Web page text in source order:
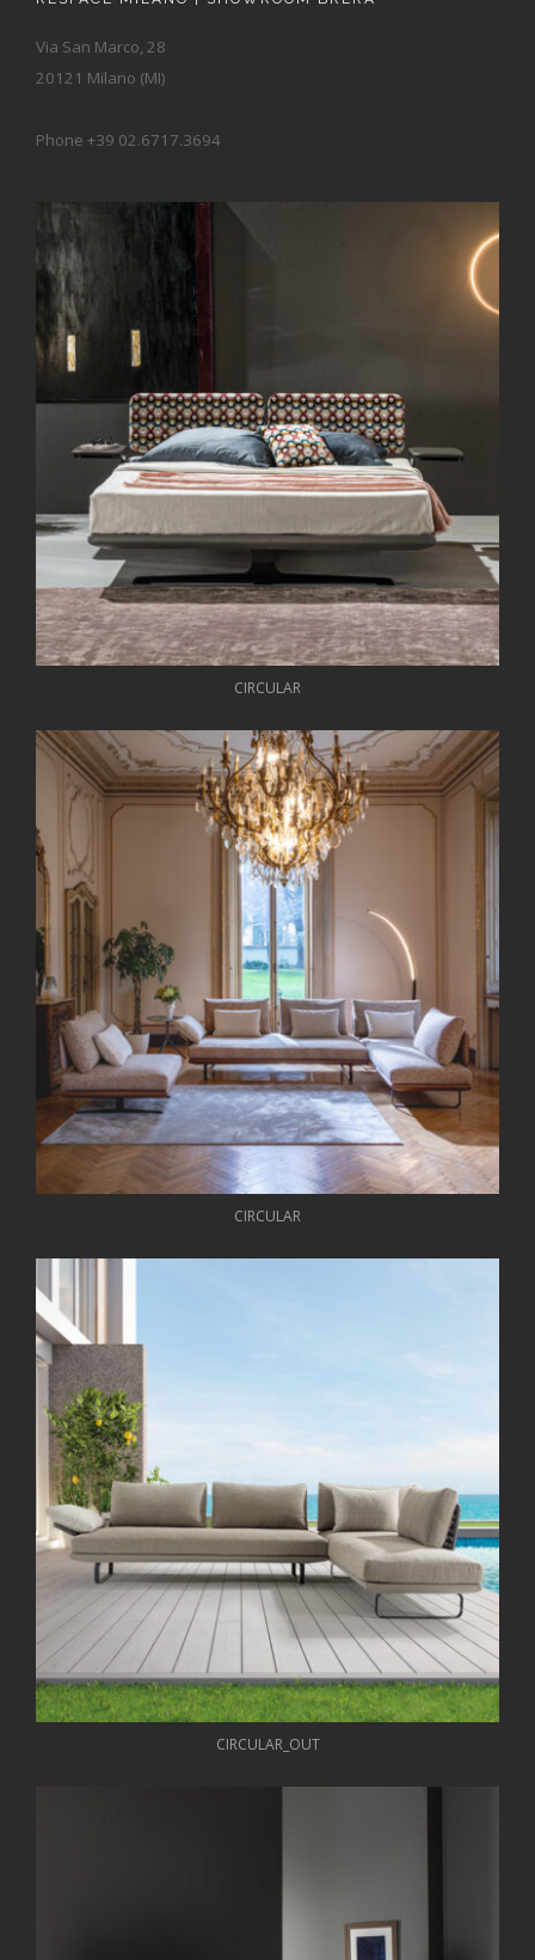
Via San Marco, 28
20121 Milano (MI)
Phone +39 02.6717.3694
CIRCULAR
CIRCULAR
CIRCULAR_OUT